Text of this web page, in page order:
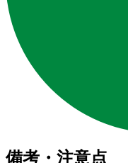
備考・注意点